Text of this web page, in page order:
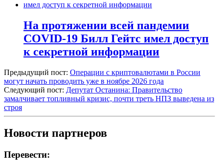
На протяжении всей пандемии
COVID-19 Билл Гейтс имел доступ
к секретной информации
Предыдущий пост: Операции с криптовалютами в России
могут начать проводить уже в ноябре 2026 года
Следующий пост: Депутат Останина: Правительство
замалчивает топливный кризис, почти треть НПЗ выведена из
строя
Новости партнеров
Перевести: